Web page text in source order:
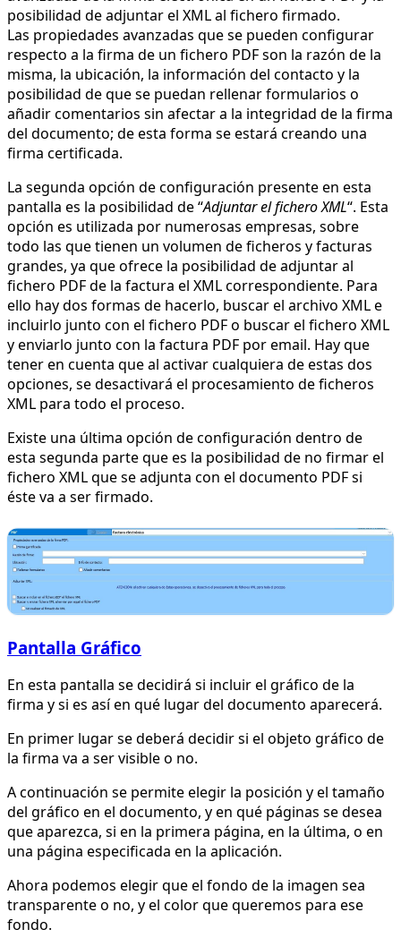
posibilidad de adjuntar el XML al fichero firmado.
Las propiedades avanzadas que se pueden configurar
respecto a la firma de un fichero PDF son la razón de la
misma, la ubicación, la información del contacto y la
posibilidad de que se puedan rellenar formularios o
añadir comentarios sin afectar a la integridad de la firma
del documento; de esta forma se estará creando una
firma certificada.
La segunda opción de configuración presente en esta
pantalla es la posibilidad de “Adjuntar el fichero XML“. Esta
opción es utilizada por numerosas empresas, sobre
todo las que tienen un volumen de ficheros y facturas
grandes, ya que ofrece la posibilidad de adjuntar al
fichero PDF de la factura el XML correspondiente. Para
ello hay dos formas de hacerlo, buscar el archivo XML e
incluirlo junto con el fichero PDF o buscar el fichero XML
y enviarlo junto con la factura PDF por email. Hay que
tener en cuenta que al activar cualquiera de estas dos
opciones, se desactivará el procesamiento de ficheros
XML para todo el proceso.
Existe una última opción de configuración dentro de
esta segunda parte que es la posibilidad de no firmar el
fichero XML que se adjunta con el documento PDF si
éste va a ser firmado.
Pantalla Gráfico
En esta pantalla se decidirá si incluir el gráfico de la
firma y si es así en qué lugar del documento aparecerá.
En primer lugar se deberá decidir si el objeto gráfico de
la firma va a ser visible o no.
A continuación se permite elegir la posición y el tamaño
del gráfico en el documento, y en qué páginas se desea
que aparezca, si en la primera página, en la última, o en
una página especificada en la aplicación.
Ahora podemos elegir que el fondo de la imagen sea
transparente o no, y el color que queremos para ese
fondo.